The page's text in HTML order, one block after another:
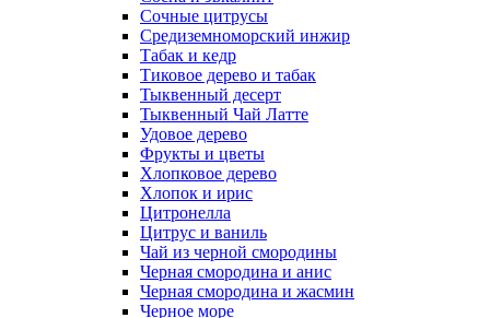
Сочные цитрусы
Средиземноморский инжир
Табак и кедр
Тиковое дерево и табак
Тыквенный десерт
Тыквенный Чай Латте
Удовое дерево
Фрукты и цветы
Хлопковое дерево
Хлопок и ирис
Цитронелла
Цитрус и ваниль
Чай из черной смородины
Черная смородина и анис
Черная смородина и жасмин
Черное море